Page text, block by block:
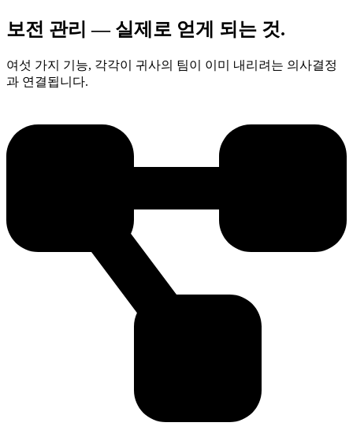
보전 관리 — 실제로 얻게 되는 것.
여섯 가지 기능, 각각이 귀사의 팀이 이미 내리려는 의사결정
과 연결됩니다.